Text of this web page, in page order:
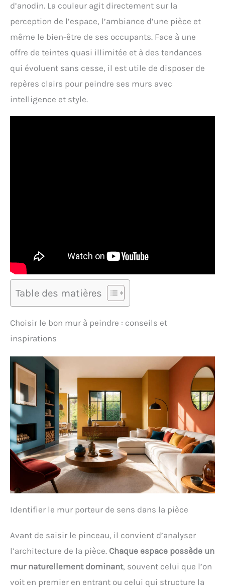
d’anodin. La couleur agit directement sur la
perception de l’espace, l’ambiance d’une pièce et
même le bien-être de ses occupants. Face à une
offre de teintes quasi illimitée et à des tendances
qui évoluent sans cesse, il est utile de disposer de
repères clairs pour peindre ses murs avec
intelligence et style.
Table des matières
Choisir le bon mur à peindre : conseils et
inspirations
Identifier le mur porteur de sens dans la pièce
Avant de saisir le pinceau, il convient d’analyser
l’architecture de la pièce. Chaque espace possède un
mur naturellement dominant, souvent celui que l’on
voit en premier en entrant ou celui qui structure la